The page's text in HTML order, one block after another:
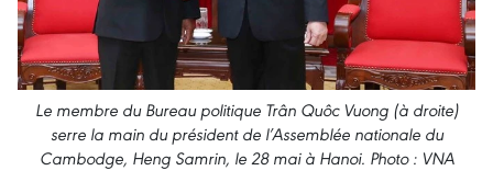
Le membre du Bureau politique Trân Quôc Vuong (à droite)
serre la main du président de l’Assemblée nationale du
Cambodge, Heng Samrin, le 28 mai à Hanoi. Photo : VNA